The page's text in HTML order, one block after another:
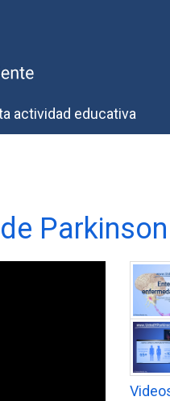
actividad educativa
Parkinson